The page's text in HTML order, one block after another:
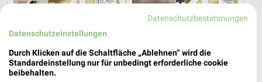
25,2 km
Wohnideen so individuell wie du!
Gültig bis Fr. 14.08.
Junges Wohnen
Noch heute gültig
Datenschutzbestimmungen
Datenschutzeinstellungen
Durch Klicken auf die Schaltfläche „Ablehnen“ wird die
Standardeinstellung nur für unbedingt erforderliche cookie
beibehalten.